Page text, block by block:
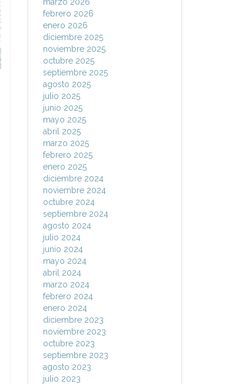
febrero 2026
enero 2026
diciembre 2025
noviembre 2025
octubre 2025
septiembre 2025
agosto 2025
julio 2025
junio 2025
mayo 2025
abril 2025
marzo 2025
febrero 2025
enero 2025
diciembre 2024
noviembre 2024
octubre 2024
septiembre 2024
agosto 2024
julio 2024
junio 2024
mayo 2024
abril 2024
marzo 2024
febrero 2024
enero 2024
diciembre 2023
noviembre 2023
octubre 2023
septiembre 2023
agosto 2023
julio 2023